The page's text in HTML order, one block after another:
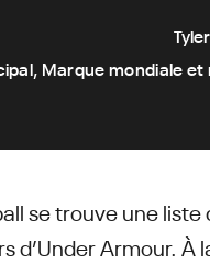
Marque mondiale
se trouve une
d’Under Armour. À